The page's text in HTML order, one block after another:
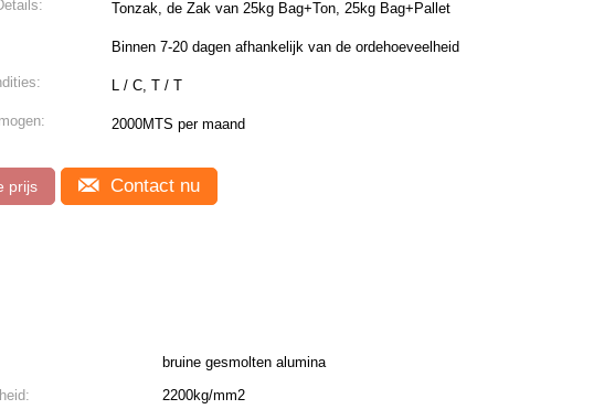
Tonzak, de Zak van 25kg Bag+Ton, 25kg Bag+Pallet
Binnen 7-20 dagen afhankelijk van de ordehoeveelheid
L / C, T / T
2000MTS per maand
prijs Contact nu
bruine gesmolten alumina
2200kg/mm2